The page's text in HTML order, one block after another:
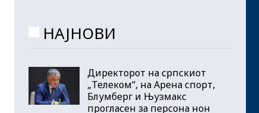
НАЈНОВИ
Директорот на српскиот
„Телеком“, на Арена спорт,
Блумберг и Њузмакс
прогласен за персона нон